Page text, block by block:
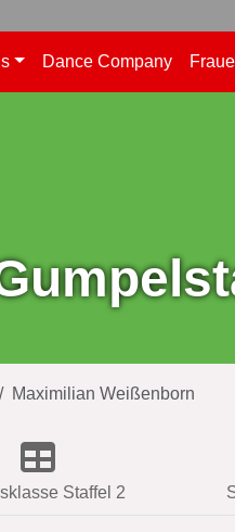
Dance Company
Maximilian Weißenborn
Staffel 2